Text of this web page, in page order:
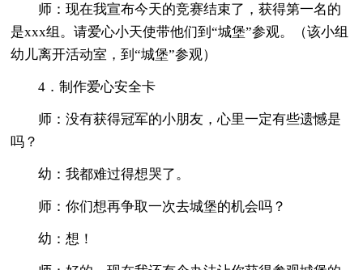
师：现在我宣布今天的竞赛结束了，获得第一名的
是xxx组。请爱心小天使带他们到“城堡”参观。（该小组
幼儿离开活动室，到“城堡”参观）
4．制作爱心安全卡
师：没有获得冠军的小朋友，心里一定有些遗憾是
吗？
幼：我都难过得想哭了。
师：你们想再争取一次去城堡的机会吗？
幼：想！